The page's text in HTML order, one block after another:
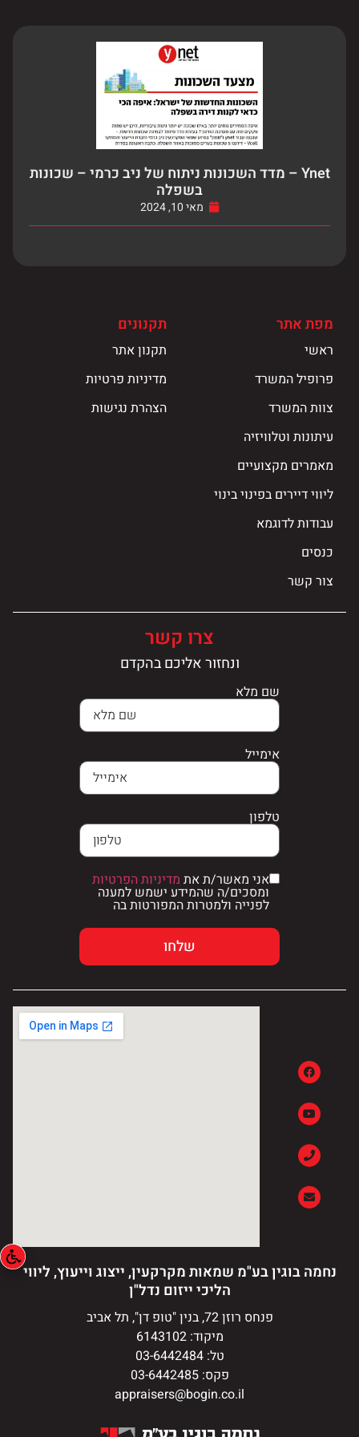
Ynet – מדד השכונות ניתוח של ניב כרמי – שכונות
בשפלה
מאי 10, 2024
מפת אתר
ראשי
פרופיל המשרד
צוות המשרד
עיתונות וטלוויזיה
מאמרים מקצועיים
ליווי דיירים בפינוי בינוי
עבודות לדוגמא
כנסים
צור קשר
תקנונים
תקנון אתר
מדיניות פרטיות
הצהרת נגישות
צרו קשר
ונחזור אליכם בהקדם
שם מלא
אימייל
טלפון
אני מאשר/ת את מדיניות הפרטיות
ומסכים/ה שהמידע ישמש למענה
לפנייה ולמטרות המפורטות בה
נחמה בוגין בע"מ שמאות מקרקעין, ייצוג וייעוץ, ליווי
הליכי ייזום נדל"ן
פנחס רוזן 72, בנין "טופ דן", תל אביב
מיקוד: 6143102
טל: 03-6442484
פקס: 03-6442485
appraisers@bogin.co.il